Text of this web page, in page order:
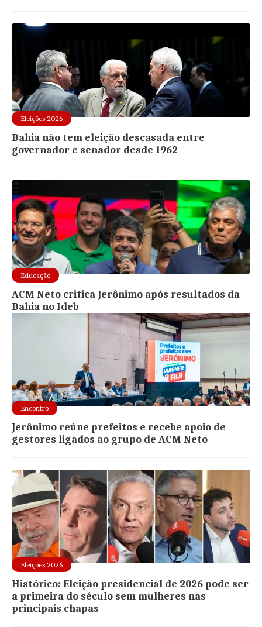
Eleições 2026
Bahia não tem eleição descasada entre
governador e senador desde 1962
Educação
ACM Neto critica Jerônimo após resultados da
Bahia no Ideb
Encontro
Jerônimo reúne prefeitos e recebe apoio de
gestores ligados ao grupo de ACM Neto
Eleições 2026
Histórico: Eleição presidencial de 2026 pode ser
a primeira do século sem mulheres nas
principais chapas